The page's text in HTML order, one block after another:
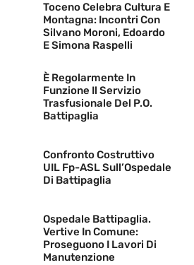
Toceno Celebra Cultura E
Montagna: Incontri Con
Silvano Moroni, Edoardo
E Simona Raspelli
È Regolarmente In
Funzione Il Servizio
Trasfusionale Del P.O.
Battipaglia
Confronto Costruttivo
UIL Fp-ASL Sull’Ospedale
Di Battipaglia
Ospedale Battipaglia.
Vertive In Comune:
Proseguono I Lavori Di
Manutenzione